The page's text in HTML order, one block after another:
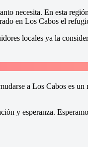
necesita. En esta
en Los Cabos el
locales ya la
a Los Cabos es
y esperanza.